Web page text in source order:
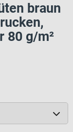
braun
80 g/m²